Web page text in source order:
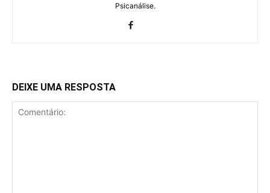
Psicanálise.
DEIXE UMA RESPOSTA